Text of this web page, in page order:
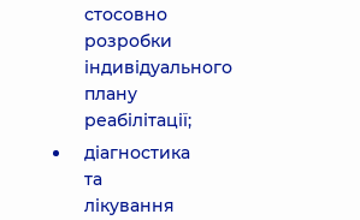
стосовно
розробки
індивідуального
плану
реабілітації;
діагностика
та
лікування